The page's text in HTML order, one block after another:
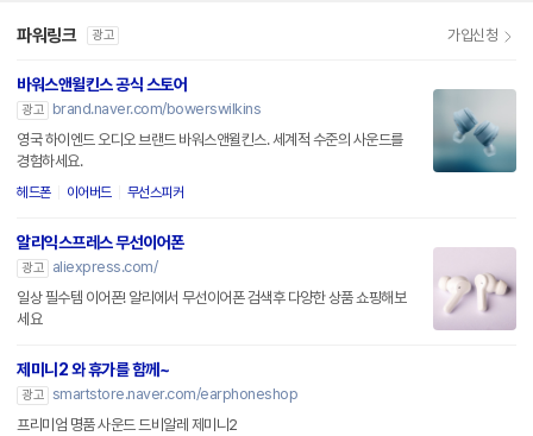
파워링크 광고 가입신청
바워스앤윌킨스 공식 스토어
광고
brand.naver.com/bowerswilkins
영국 하이엔드 오디오 브랜드 바워스앤윌킨스. 세계적 수준의 사운드를
경험하세요.
헤드폰 이어버드 무선스피커
알리익스프레스 무선이어폰
광고
aliexpress.com/
일상 필수템 이어폰! 알리에서 무선이어폰 검색후 다양한 상품 쇼핑해보
세요
제미니2 와 휴가를 함께~
광고 smartstore.naver.com/earphoneshop
프리미엄 명품 사운드 드비알레 제미니2